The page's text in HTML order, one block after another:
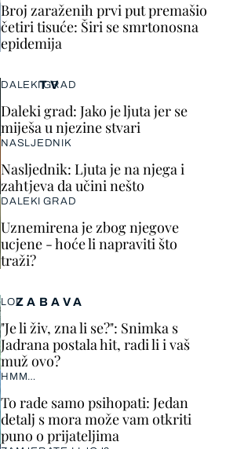
Broj zaraženih prvi put premašio
četiri tisuće: Širi se smrtonosna
epidemija
ZABAVA
LOL
"Je li živ, zna li se?": Snimka s
Jadrana postala hit, radi li i vaš
muž ovo?
HMM…
To rade samo psihopati: Jedan
detalj s mora može vam otkriti
puno o prijateljima
TV
DALEKI GRAD
Daleki grad: Jako je ljuta jer se
miješa u njezine stvari
NASLJEDNIK
Nasljednik: Ljuta je na njega i
zahtjeva da učini nešto
DALEKI GRAD
Uznemirena je zbog njegove
ucjene - hoće li napraviti što
traži?